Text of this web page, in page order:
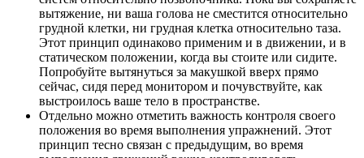
вытяжение, ни ваша голова не сместится относительно
грудной клетки, ни грудная клетка относительно таза.
Этот принцип одинаково применим и в движении, и в
статическом положении, когда вы стоите или сидите.
Попробуйте вытянуться за макушкой вверх прямо
сейчас, сидя перед монитором и почувствуйте, как
выстроилось ваше тело в пространстве.
Отдельно можно отметить важность контроля своего
положения во время выполнения упражнений. Этот
принцип тесно связан с предыдущим, во время